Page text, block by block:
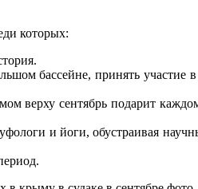
которых:
бассейне, принять участие
верху сентябрь подарит
и йоги, обустраивая